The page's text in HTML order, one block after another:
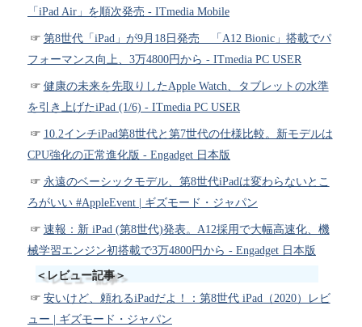
「iPad Air」を順次発売 - ITmedia Mobile
第8世代「iPad」が9月18日発売 「A12 Bionic」搭載でパ
フォーマンス向上、3万4800円から - ITmedia PC USER
健康の未来を先取りしたApple Watch、タブレットの水準
を引き上げたiPad (1/6) - ITmedia PC USER
10.2インチiPad第8世代と第7世代の仕様比較。新モデルは
CPU強化の正常進化版 - Engadget 日本版
永遠のベーシックモデル、第8世代iPadは変わらないとこ
ろがいい #AppleEvent | ギズモード・ジャパン
速報：新 iPad (第8世代)発表。A12採用で大幅高速化、機
械学習エンジン初搭載で3万4800円から - Engadget 日本版
＜レビュー記事＞
安いけど、頼れるiPadだよ！：第8世代 iPad（2020）レビ
ュー | ギズモード・ジャパン